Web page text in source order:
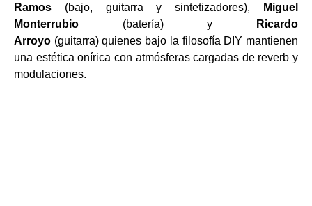
Ramos (bajo, guitarra y sintetizadores),
Miguel
Monterrubio (batería) y
Ricardo
Arroyo (guitarra) quienes bajo la filosofía DIY mantienen
una estética onírica con atmósferas cargadas de reverb y
modulaciones.